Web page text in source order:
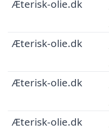
Æterisk-olie.dk
Æterisk-olie.dk
Æterisk-olie.dk
Æterisk-olie.dk